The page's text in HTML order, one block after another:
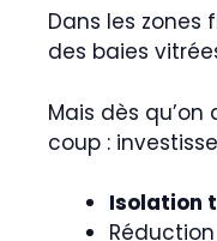
Dans les
des baies
Mais dès
coup :
Isolation